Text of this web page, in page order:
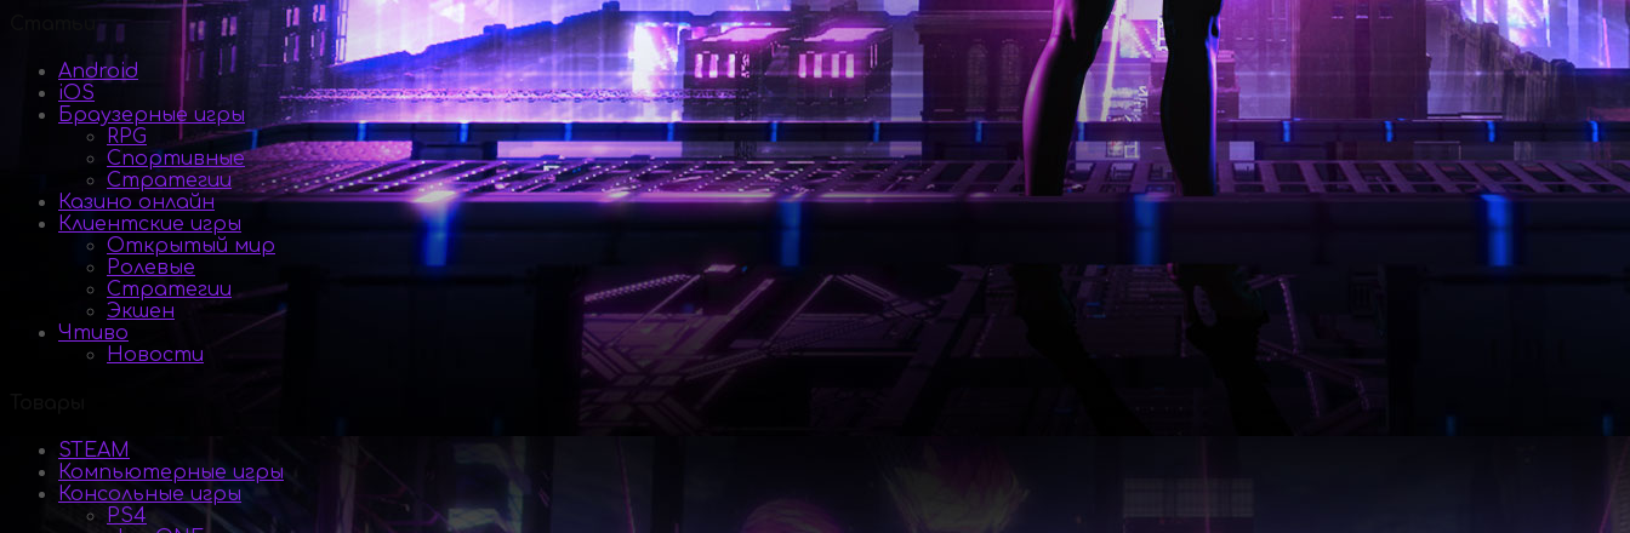
Android
iOS
Браузерные игры
RPG
Спортивные
Стратегии
Казино онлайн
Клиентские игры
Открытый мир
Ролевые
Стратегии
Экшен
Чтиво
Новости
STEAM
Компьютерные игры
Консольные игры
PS4